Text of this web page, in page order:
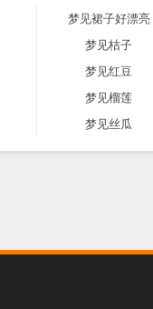
梦见裙子好漂亮
梦见桔子
梦见红豆
梦见榴莲
梦见丝瓜